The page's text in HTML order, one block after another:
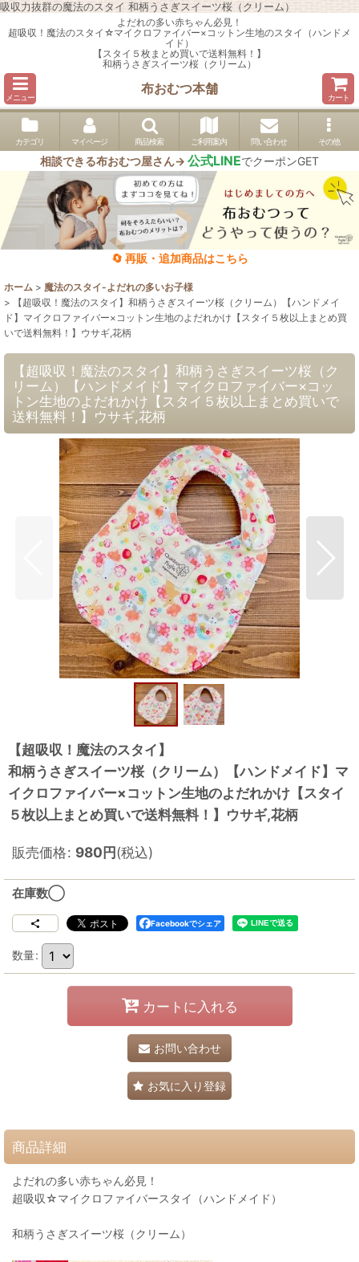
吸収力抜群の魔法のスタイ 和柄うさぎスイーツ桜（クリーム）
よだれの多い赤ちゃん必見！
超吸収！魔法のスタイ☆マイクロファイバー×コットン生地のスタイ（ハンドメ
イド）
【スタイ５枚まとめ買いで送料無料！】
和柄うさぎスイーツ桜（クリーム）
メニュー
布おむつ本舗
カート
カテゴリ マイページ 商品検索 ご利用案内 問い合わせ その他
相談できる布おむつ屋さん→ 公式LINEでクーポンGET
🔄 再販・追加商品はこちら
ホーム > 魔法のスタイ-よだれの多いお子様
>
【超吸収！魔法のスタイ】和柄うさぎスイーツ桜（クリーム）【ハンドメイ
ド】マイクロファイバー×コットン生地のよだれかけ【スタイ５枚以上まとめ買
いで送料無料！】ウサギ,花柄
【超吸収！魔法のスタイ】和柄うさぎスイーツ桜（ク
リーム）【ハンドメイド】マイクロファイバー×コッ
トン生地のよだれかけ【スタイ５枚以上まとめ買いで
送料無料！】ウサギ,花柄
【超吸収！魔法のスタイ】
和柄うさぎスイーツ桜（クリーム）【ハンドメイド】マ
イクロファイバー×コットン生地のよだれかけ【スタイ
５枚以上まとめ買いで送料無料！】ウサギ,花柄
販売価格: 980円(税込)
在庫数◯
Facebookでシェア
数量:
カートに入れる
お問い合わせ
お気に入り登録
商品詳細
よだれの多い赤ちゃん必見！
超吸収☆マイクロファイバースタイ（ハンドメイド）
和柄うさぎスイーツ桜（クリーム）